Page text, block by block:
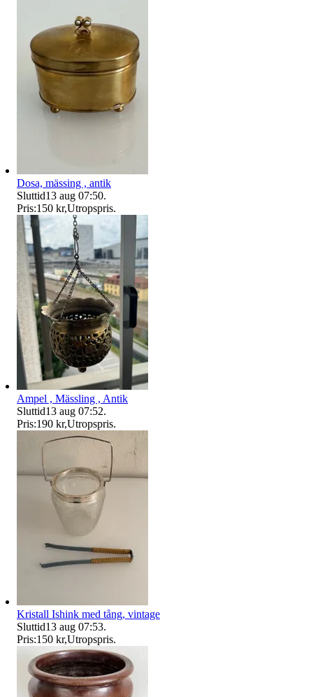
Dosa, mässing , antik
Sluttid13 aug 07:50.
Pris:150 kr,Utropspris.
Ampel , Mässling , Antik
Sluttid13 aug 07:52.
Pris:190 kr,Utropspris.
Kristall Ishink med tång, vintage
Sluttid13 aug 07:53.
Pris:150 kr,Utropspris.